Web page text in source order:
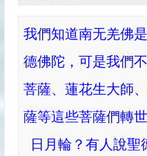
我們知道南无羌佛
德佛陀，可是我們
菩薩、蓮花生大師
薩等這些菩薩們轉
日月輪？有人說聖